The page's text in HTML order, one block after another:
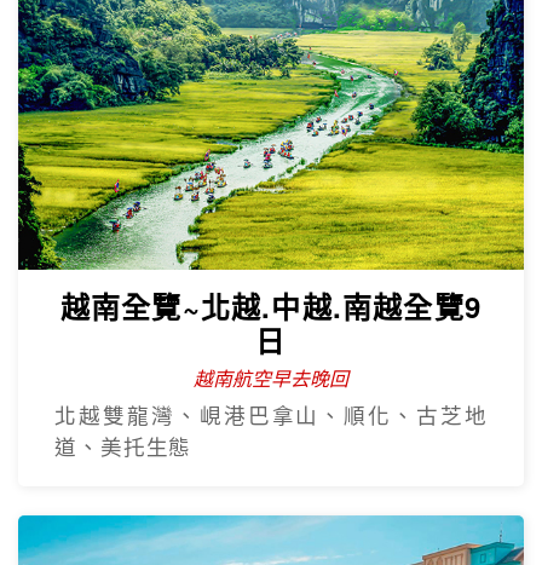
越南全覽~北越.中越.南越全覽9
日
越南航空早去晚回
北越雙龍灣、峴港巴拿山、順化、古芝地
道、美托生態